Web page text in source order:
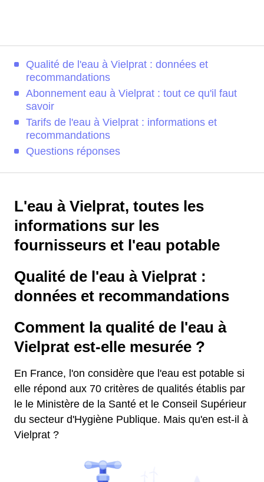
Qualité de l'eau à Vielprat : données et
recommandations
Abonnement eau à Vielprat : tout ce qu'il faut
savoir
Tarifs de l'eau à Vielprat : informations et
recommandations
Questions réponses
L'eau à Vielprat, toutes les
informations sur les
fournisseurs et l'eau potable
Qualité de l'eau à Vielprat :
données et recommandations
Comment la qualité de l'eau à
Vielprat est-elle mesurée ?
En France, l'on considère que l'eau est potable si
elle répond aux 70 critères de qualités établis par
le le Ministère de la Santé et le Conseil Supérieur
du secteur d'Hygiène Publique. Mais qu'en est-il à
Vielprat ?